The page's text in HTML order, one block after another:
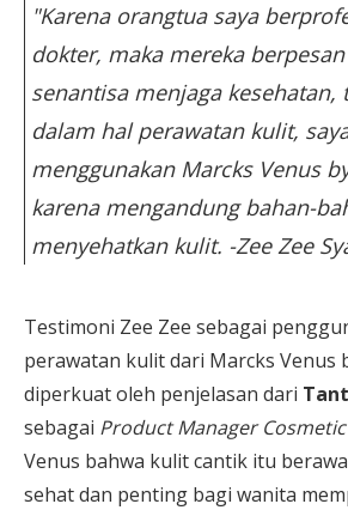
"Karena orangtua saya
dokter, maka mereka
senantisa menjaga kesehatan,
dalam hal perawatan kulit,
menggunakan Marcks Venus
karena mengandung bahan-
menyehatkan kulit. -Zee Zee
Testimoni Zee Zee sebagai
perawatan kulit dari Marcks Venus
diperkuat oleh penjelasan dari
sebagai Product Manager
Venus bahwa kulit cantik itu
sehat dan penting bagi wanita